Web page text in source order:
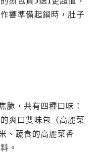
響準備起鍋時，肚子
脆，共有四種口味：
爽口雙味包（高麗菜
、蔬食的高麗菜香
。